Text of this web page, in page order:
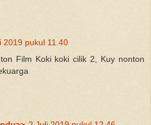
2019 pukul 11.40
Film Koki koki cilik 2, Kuy nonton